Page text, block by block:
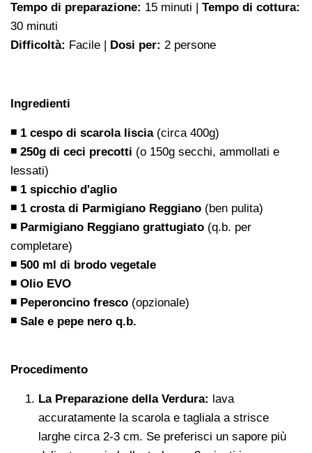
Tempo di preparazione: 15 minuti | Tempo di cottura:
30 minuti
Difficoltà: Facile | Dosi per: 2 persone
Ingredienti
◾ 1 cespo di scarola liscia(circa 400g)
◾ 250g di ceci precotti (o 150g secchi, ammollati e
lessati)
◾ 1 spicchio d'aglio
◾ 1 crosta di Parmigiano Reggiano (ben pulita)
◾ Parmigiano Reggiano grattugiato (q.b. per
completare)
◾ 500 ml di brodo vegetale
◾ Olio EVO
◾ Peperoncino fresco (opzionale)
◾ Sale e pepe nero q.b.
Procedimento
La Preparazione della Verdura: lava
accuratamente la scarola e tagliala a strisce
larghe circa 2-3 cm. Se preferisci un sapore più